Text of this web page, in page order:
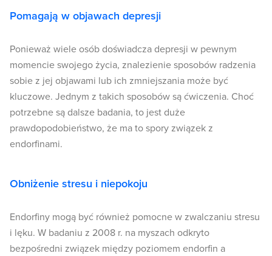
Pomagają w objawach depresji
Ponieważ wiele osób doświadcza depresji w pewnym
momencie swojego życia, znalezienie sposobów radzenia
sobie z jej objawami lub ich zmniejszania może być
kluczowe. Jednym z takich sposobów są ćwiczenia. Choć
potrzebne są dalsze badania, to jest duże
prawdopodobieństwo, że ma to spory związek z
endorfinami.
Obniżenie stresu i niepokoju
Endorfiny mogą być również pomocne w zwalczaniu stresu
i lęku. W badaniu z 2008 r. na myszach odkryto
bezpośredni związek między poziomem endorfin a